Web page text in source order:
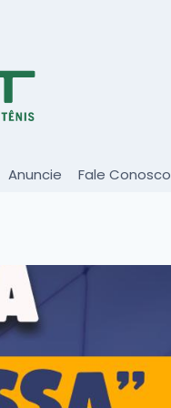
Anuncie Fale Conosco